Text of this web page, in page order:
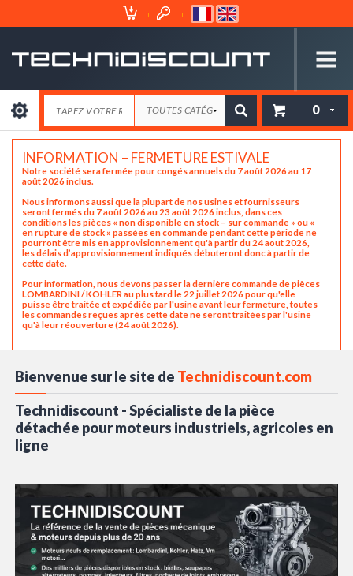
Mon
Espace
0
INFORMATION – FERMETURE ESTIVALE
Notre société sera fermée pour congés annuels du 7 août 2026 au 17
août 2026 inclus.
Nous informons aussi que la plupart de nos usines et fournisseurs
seront fermés du 7 août 2026 au 23 août 2026 inclus, dans ces
conditions les pièces « non disponible en stock – sur commande » ou «
en rupture de stock » passées en commande pendant cette période ne
pourront être mis en approvisionnement qu'à partir du 24 aout 2026,
les délais d’approvisionnement indiqués débuteront donc à partir de
cette date.
Pour information, nous devons passer la dernière commande de pièces
LOMBARDINI / KOHLER au plus tard le 22 juillet 2026 pour qu'elle
puisse être traitée et expédiée par l'usine avant leur fermeture, toutes
les commandes reçues après cette date ne seront traitées par l'usine
qu'à leur réouverture (24 août 2026).
Bienvenue sur le site de Technidiscount.com
Technidiscount - Spécialiste de la pièce
détachée pour moteurs industriels, agricoles en
ligne